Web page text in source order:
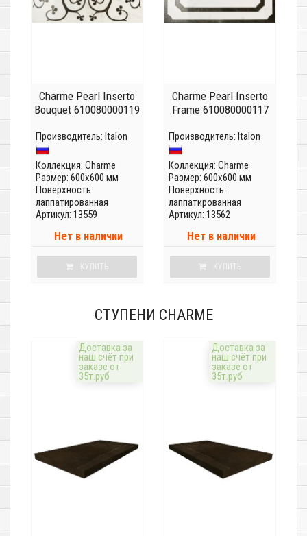
Charme Pearl Inserto
Bouquet 610080000119
Производитель: Italon
Коллекция: Charme
Размер: 600x600 мм
Поверхность:
лаппатированная
Артикул: 13559
Нет в наличии
КУПИТЬ
Charme Pearl Inserto
Frame 610080000117
Производитель: Italon
Коллекция: Charme
Размер: 600x600 мм
Поверхность:
лаппатированная
Артикул: 13562
Нет в наличии
КУПИТЬ
СТУПЕНИ CHARME
Доставка за
наш счёт при
заказе от
35т.руб
Доставка за
наш счёт при
заказе от
35т.руб